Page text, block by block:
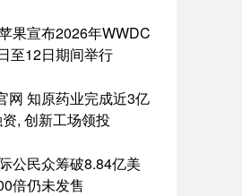
果宣布2026年WWDC
至12日期间举行
网 知原药业完成近3亿
, 创新工场领投
公民众筹破8.84亿美
倍仍未发售